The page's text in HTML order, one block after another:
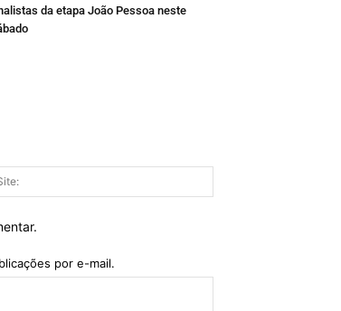
da etapa João Pessoa neste
por e-mail.